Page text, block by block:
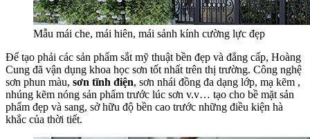
Mẫu mái che, mái hiên, mái sảnh kính cường lực đẹp
Để tạo phải các sản phẩm sắt mỹ thuật bền đẹp và đẳng cấp, Hoàng
Cung đã vận dụng khoa học sơn tốt nhất trên thị trường. Công nghệ
sơn phun màu, sơn tĩnh điện, sơn nhái đồng đa dạng lớp, mạ kẽm ,
nhúng kẽm nóng sản phẩm trước lúc sơn v.v… tạo cho bề mặt sản
phẩm đẹp và sang, sở hữu độ bền cao trước những điều kiện hà
khắc của thời tiết.